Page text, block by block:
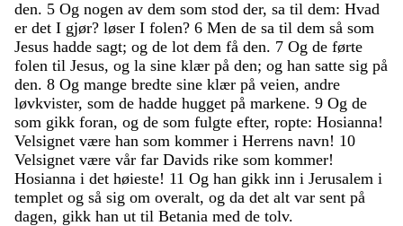
den. 5 Og nogen av dem som stod der, sa til dem: Hvad
er det I gjør? løser I folen? 6 Men de sa til dem så som
Jesus hadde sagt; og de lot dem få den. 7 Og de førte
folen til Jesus, og la sine klær på den; og han satte sig på
den. 8 Og mange bredte sine klær på veien, andre
løvkvister, som de hadde hugget på markene. 9 Og de
som gikk foran, og de som fulgte efter, ropte: Hosianna!
Velsignet være han som kommer i Herrens navn! 10
Velsignet være vår far Davids rike som kommer!
Hosianna i det høieste! 11 Og han gikk inn i Jerusalem i
templet og så sig om overalt, og da det alt var sent på
dagen, gikk han ut til Betania med de tolv.